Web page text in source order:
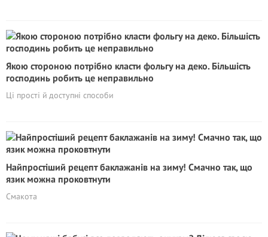
Якою стороною потрібно класти фольгу на деко. Більшість
господинь робить це неправильно
Ці прості й доступні способи
Найпростіший рецепт баклажанів на зиму! Смачно так, що
язик можна проковтнути
Смакота